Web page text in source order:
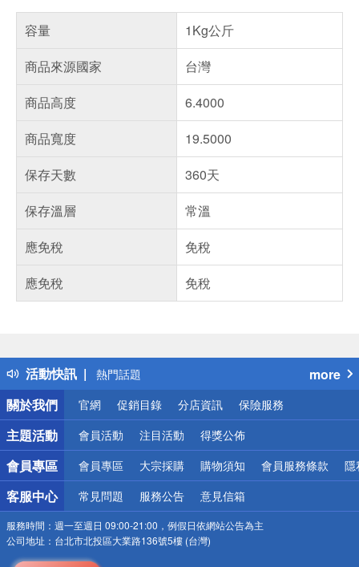
容量
1Kg公斤
商品來源國家
台灣
商品高度
6.4000
商品寬度
19.5000
保存天數
360天
保存溫層
常溫
應免稅
免稅
應免稅
免稅
活動快訊
得獎公告
熱門話題
銀行優惠
偏遠地區配送
詐騙網頁！請小心！
more
關於我們
官網 促銷目錄 分店資訊 保險服務
主題活動 會員活動 注目活動 得獎公佈
會員專區 會員專區 大宗採購 購物須知 會員服務條款 隱
客服中心 常見問題 服務公告 意見信箱
服務時間： 週一至週日 09:00-21:00，例假日依網站公告為主
公司地址： 台北市北投區大業路136號5樓 (台灣)